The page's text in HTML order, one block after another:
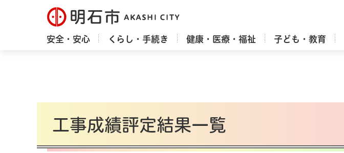
明石市
安全・安心 くらし・手続き 健康・医療・福祉 子ども・教育
工事成績評定結果一覧